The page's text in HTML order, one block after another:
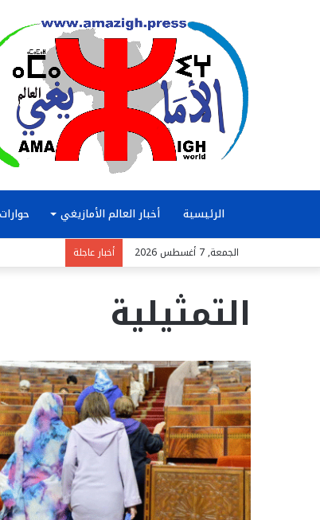
الرئيسية أخبار العالم الأمازيغي حوارات
الجمعة, 7 أغسطس 2026 أخبار عاجلة
التمثيلية